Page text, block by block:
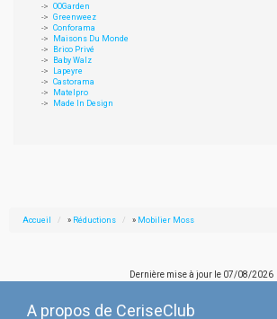
OOGarden
Greenweez
Conforama
Maisons Du Monde
Brico Privé
Baby Walz
Lapeyre
Castorama
Matelpro
Made In Design
Accueil » Réductions » Mobilier Moss
Dernière mise à jour le 07/08/2026
A propos de CeriseClub